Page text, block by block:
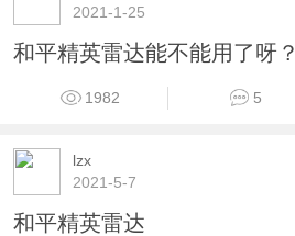
2021-1-25
和平精英雷达能不能用了呀？
1982 5
lzx
2021-5-7
和平精英雷达